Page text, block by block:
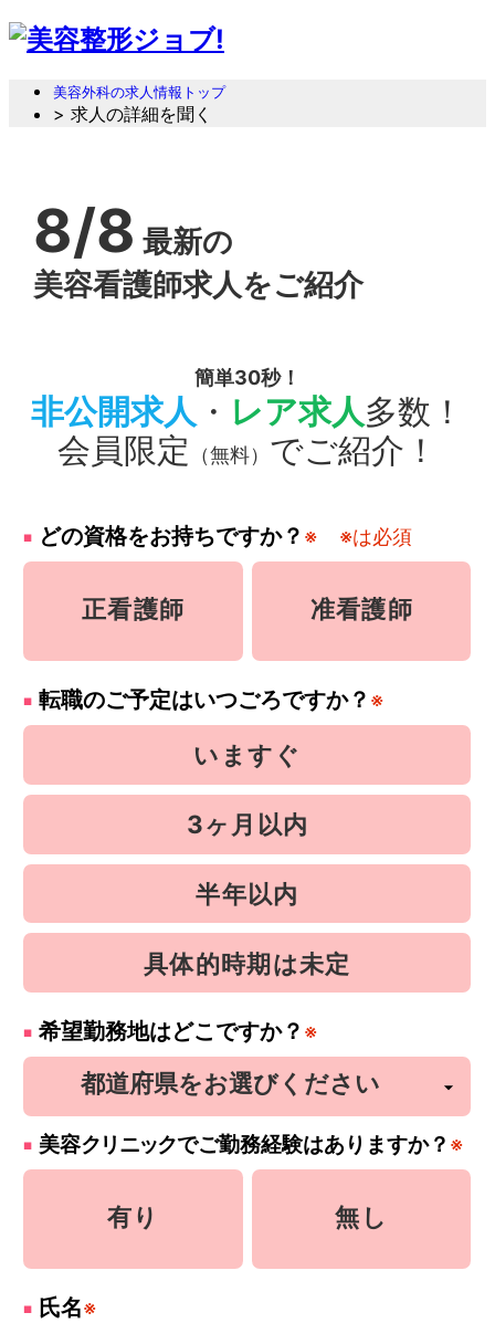
美容外科の求人情報トップ
> 求人の詳細を聞く
8/8 最新の
美容看護師求人をご紹介
簡単30秒！
非公開求人 ・ レア求人多数！
会員限定
（無料） でご紹介！
どの資格をお持ちですか？ ※ ※は必須
正看護師 准看護師
転職のご予定はいつごろですか？ ※
いますぐ
3ヶ月以内
半年以内
具体的時期は未定
希望勤務地はどこですか？ ※
美容クリニックでご勤務経験はありますか？ ※
有り 無し
氏名※